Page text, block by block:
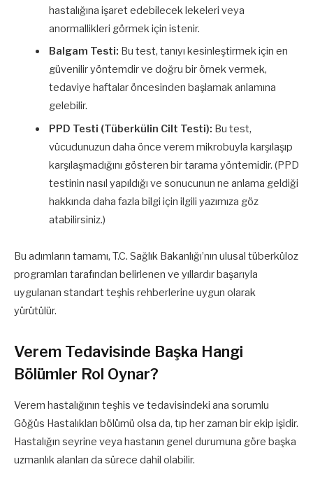
hastalığına işaret edebilecek lekeleri veya
anormallikleri görmek için istenir.
Balgam Testi: Bu test, tanıyı kesinleştirmek için en
güvenilir yöntemdir ve doğru bir örnek vermek,
tedaviye haftalar öncesinden başlamak anlamına
gelebilir.
PPD Testi (Tüberkülin Cilt Testi): Bu test,
vücudunuzun daha önce verem mikrobuyla karşılaşıp
karşılaşmadığını gösteren bir tarama yöntemidir. (PPD
testinin nasıl yapıldığı ve sonucunun ne anlama geldiği
hakkında daha fazla bilgi için ilgili yazımıza göz
atabilirsiniz.)
Bu adımların tamamı, T.C. Sağlık Bakanlığı’nın ulusal tüberküloz
programları tarafından belirlenen ve yıllardır başarıyla
uygulanan standart teşhis rehberlerine uygun olarak
yürütülür.
Verem Tedavisinde Başka Hangi
Bölümler Rol Oynar?
Verem hastalığının teşhis ve tedavisindeki ana sorumlu
Göğüs Hastalıkları bölümü olsa da, tıp her zaman bir ekip işidir.
Hastalığın seyrine veya hastanın genel durumuna göre başka
uzmanlık alanları da sürece dahil olabilir.